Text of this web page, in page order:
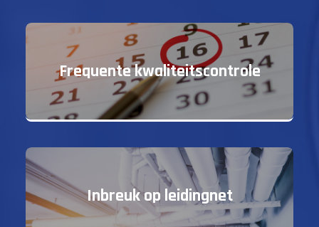
Frequente kwaliteitscontrole
Inbreuk op leidingnet